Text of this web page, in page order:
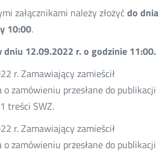
załącznikami należy złożyćdo dnia
10:00.
dniu 12.09.2022 r. o godzinie 11:00.
r. Zamawiający zamieścił
zamówieniu przesłane do publikacji
treści SWZ.
r. Zamawiający zamieścił
zamówieniu przesłane do publikacji